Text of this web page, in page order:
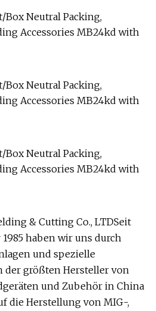
& Cutting Co., LTDSeit
haben wir uns durch
und spezielle
der größten Hersteller von
und Zubehör in China
die Herstellung von MIG-,